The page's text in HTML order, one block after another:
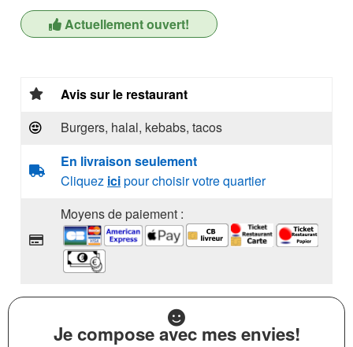
Actuellement ouvert!
Avis sur le restaurant
Burgers, halal, kebabs, tacos
En livraison seulement
Cliquez icipour choisir votre quartier
Moyens de paiement :
Je compose avec mes envies!